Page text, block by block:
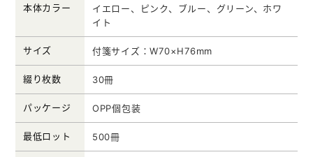
本体カラー
イエロー、ピンク、ブルー、グリーン、ホワ
イト
サイズ 付箋サイズ：W70×H76mm
綴り枚数 30冊
パッケージ OPP個包装
最低ロット 500冊